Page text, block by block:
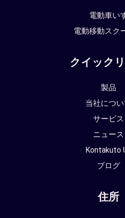
電動車い
電動移動スク
クイック
製品
当社につい
サービス
ニュース
Kontakuto
ブログ
住所